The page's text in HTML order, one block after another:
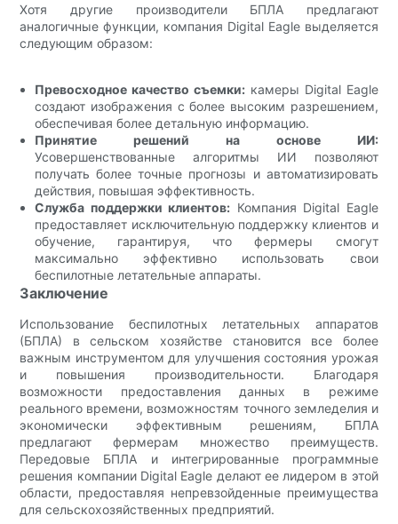
Хотя другие производители БПЛА предлагают
аналогичные функции, компания Digital Eagle выделяется
следующим образом:
Превосходное качество съемки:камеры Digital Eagle
создают изображения с более высоким разрешением,
обеспечивая более детальную информацию.
Принятие решений на основе ИИ:
Усовершенствованные алгоритмы ИИ позволяют
получать более точные прогнозы и автоматизировать
действия, повышая эффективность.
Служба поддержки клиентов: Компания Digital Eagle
предоставляет исключительную поддержку клиентов и
обучение, гарантируя, что фермеры смогут
максимально эффективно использовать свои
беспилотные летательные аппараты.
Заключение
Использование беспилотных летательных аппаратов
(БПЛА) в сельском хозяйстве становится все более
важным инструментом для улучшения состояния урожая
и повышения производительности. Благодаря
возможности предоставления данных в режиме
реального времени, возможностям точного земледелия и
экономически эффективным решениям, БПЛА
предлагают фермерам множество преимуществ.
Передовые БПЛА и интегрированные программные
решения компании Digital Eagle делают ее лидером в этой
области, предоставляя непревзойденные преимущества
для сельскохозяйственных предприятий.